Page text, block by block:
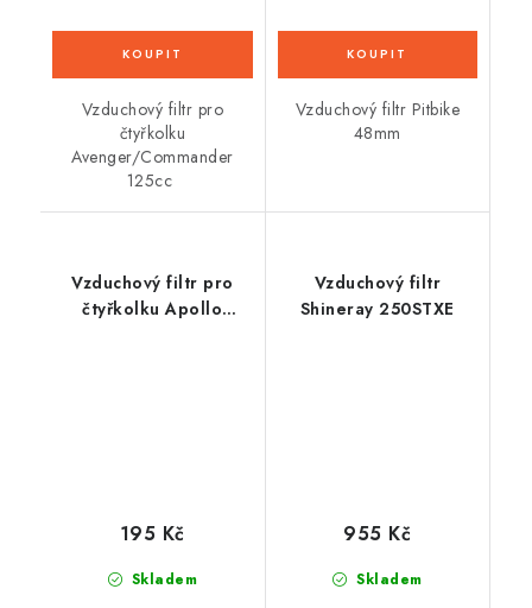
Vzduchový filtr pro
čtyřkolku
Avenger/Commander
125cc
Vzduchový filtr Pitbike
48mm
Vzduchový filtr pro
čtyřkolku Apollo
Skladem
195 Kč
Vzduchový filtr
Shineray 250STXE
Skladem
955 Kč